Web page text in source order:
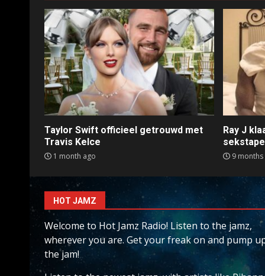
Taylor Swift officieel getrouwd met
Travis Kelce
1 month ago
Ray J
sekstape
9 months
HOT JAMZ
Welcome to Hot Jamz Radio! Listen to the jamz,
wherever you are. Get your freak on and pump
the jam!